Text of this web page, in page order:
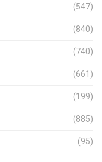
(547)
(840)
(740)
(661)
(199)
(885)
(95)